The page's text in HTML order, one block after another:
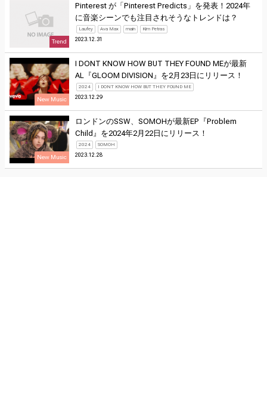
Trend
Pinterest が「Pinterest Predicts」を発表！2024年
に音楽シーンでも注目されそうなトレンドは？
Laufey Ava Max main Kim Petras
2023.12.31
New Music
I DONT KNOW HOW BUT THEY FOUND MEが最新
AL『GLOOM DIVISION』を2月23日にリリース！
2024 I DONT KNOW HOW BUT THEY FOUND ME
2023.12.29
New Music
ロンドンのSSW、SOMOHが最新EP『Problem
Child』を2024年2月22日にリリース！
2024 SOMOH
2023.12.28